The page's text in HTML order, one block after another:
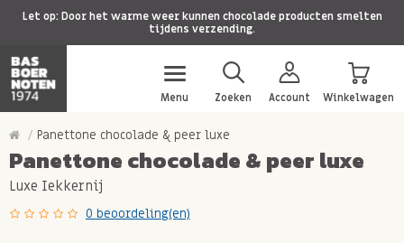
Let op: Door het warme weer kunnen chocolade producten smelten
tijdens verzending.
Menu Zoeken Account Winkelwagen
Panettone chocolade & peer luxe
Panettone chocolade & peer luxe
Luxe Iekkernij
0 beoordeling(en)